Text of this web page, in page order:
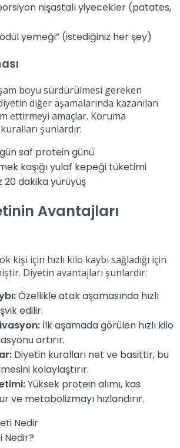
nişastalı yiyecekler (patates,
yemeği” (istediğiniz her şey)
boyu sürdürülmesi gereken
diğer aşamalarında kazanılan
ettirmeyi amaçlar. Koruma
şunlardır:
saf protein günü
kaşığı yulaf kepeği tüketimi
20 dakika yürüyüş
Avantajları
kişi için hızlı kilo kaybı sağladığı için
Diyetin avantajları şunlardır:
Özellikle atak aşamasında hızlı
edilir.
İlk aşamada görülen hızlı kilo
artırır.
Diyetin kuralları net ve basittir, bu
kolaylaştırır.
Yüksek protein alımı, kas
ve metabolizmayı hızlandırır.
Nedir?